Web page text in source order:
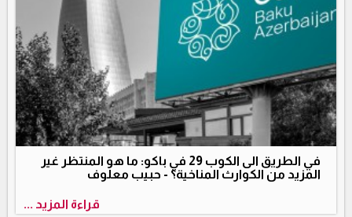
في الطريق الى الكوب 29 في باكو: ما هو المنتظر غير
المزيد من الكوارث المناخية؟ - حبيب معلوف
قراءة المزيد ...